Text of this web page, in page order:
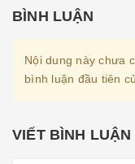
BÌNH LUẬN
Nội dung này chưa
bình luận đầu tiên
VIẾT BÌNH LUẬN